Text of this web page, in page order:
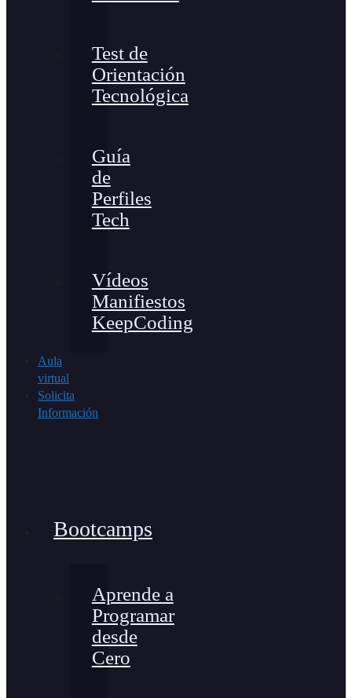
Test de
Orientación
Tecnológica
Guía
de
Perfiles
Tech
Vídeos
Manifiestos
KeepCoding
Aula
virtual
Solicita
Información
Bootcamps
Aprende a
Programar
desde
Cero